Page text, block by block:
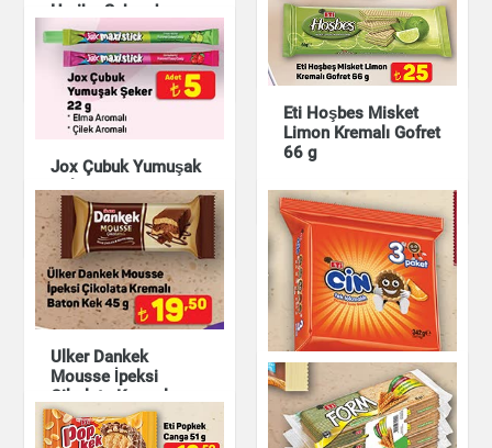
Haribo Sahanda
Yumurta
Çikolata & Bisküvi &
Kuruyemiş
Xroll Çok Kat Gofret
Çikolata & Bisküvi &
Kuruyemiş
Eti Hoşbes Misket
Limon Kremalı Gofret
66 g
Çikolata & Bisküvi &
Kuruyemiş
Jox Çubuk Yumuşak
Şeker
Çikolata & Bisküvi &
Kuruyemiş
Ulker Dankek
Mousse İpeksi
Çikolata Kremalı
Baton Kek